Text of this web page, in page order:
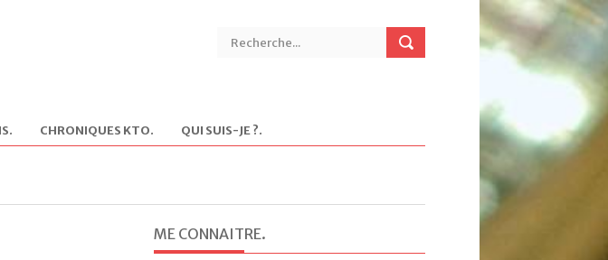
. CHRONIQUES KTO. QUI SUIS-JE ?.
ME CONNAITRE.